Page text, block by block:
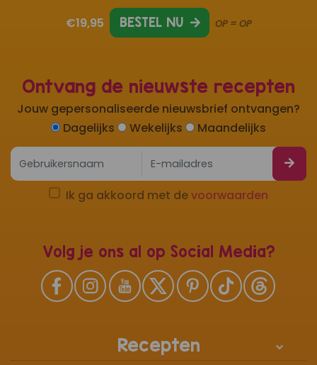
Ontvang de nieuwste recepten
Jouw gepersonaliseerde nieuwsbrief ontvangen?
Dagelijks
Wekelijks Maandelijks
Ik ga akkoord met devoorwaarden
Volg je ons al op Social Media?
Recepten
€19,95 BESTEL NU OP = OP